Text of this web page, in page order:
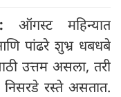
ऑगस्ट महिन्यात
आणि पांढरे शुभ्र धबधबे
उत्तम असला, तरी
रस्ते असतात.